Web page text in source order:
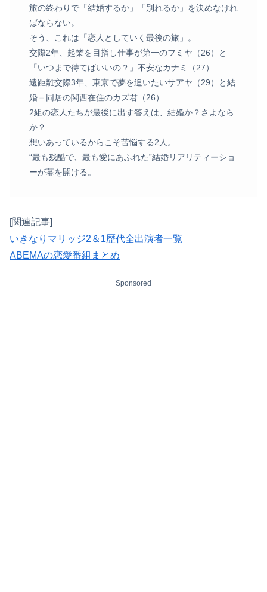
旅の終わりで「結婚するか」「別れるか」を決めなけれ
ばならない。
そう、これは「恋人としていく最後の旅」。
交際2年、起業を目指し仕事が第一のフミヤ（26）と
「いつまで待てばいいの？」不安なカナミ（27）
遠距離交際3年、東京で夢を追いたいサアヤ（29）と結
婚＝同居の関西在住のカズ君（26）
2組の恋人たちが最後に出す答えは、結婚か？さよなら
か？
想いあっているからこそ苦悩する2人。
“最も残酷で、最も愛にあふれた”結婚リアリティーショ
ーが幕を開ける。
[関連記事]
いきなりマリッジ2＆1歴代全出演者一覧
ABEMAの恋愛番組まとめ
Sponsored